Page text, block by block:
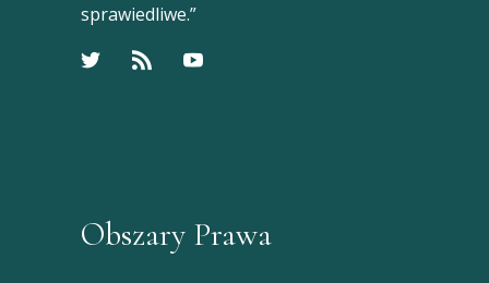
sprawiedliwe.”
Obszary Prawa